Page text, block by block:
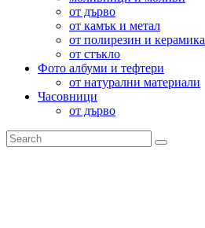
от дърво
от камък и метал
от полирезин и керамика
от стъкло
Фото албуми и тефтери
от натурални материали
Часовници
от дърво